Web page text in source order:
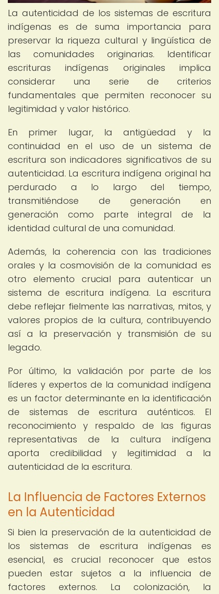
La autenticidad de los sistemas de escritura
indígenas es de suma importancia para
preservar la riqueza cultural y lingüística de
las comunidades originarias. Identificar
escrituras indígenas originales implica
considerar una serie de criterios
fundamentales que permiten reconocer su
legitimidad y valor histórico.
En primer lugar, la antigüedad y la
continuidad en el uso de un sistema de
escritura son indicadores significativos de su
autenticidad. La escritura indígena original ha
perdurado a lo largo del tiempo,
transmitiéndose de generación en
generación como parte integral de la
identidad cultural de una comunidad.
Además, la coherencia con las tradiciones
orales y la cosmovisión de la comunidad es
otro elemento crucial para autenticar un
sistema de escritura indígena. La escritura
debe reflejar fielmente las narrativas, mitos, y
valores propios de la cultura, contribuyendo
así a la preservación y transmisión de su
legado.
Por último, la validación por parte de los
líderes y expertos de la comunidad indígena
es un factor determinante en la identificación
de sistemas de escritura auténticos. El
reconocimiento y respaldo de las figuras
representativas de la cultura indígena
aporta credibilidad y legitimidad a la
autenticidad de la escritura.
La Influencia de Factores Externos
en la Autenticidad
Si bien la preservación de la autenticidad de
los sistemas de escritura indígenas es
esencial, es crucial reconocer que estos
pueden estar sujetos a la influencia de
factores externos. La colonización, la